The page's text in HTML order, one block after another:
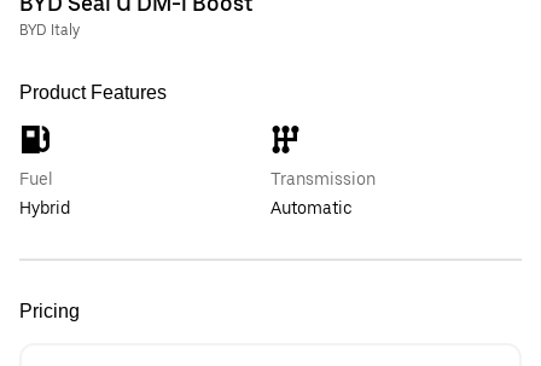
BYD Italy
Product Features
Fuel
Hybrid
Transmission
Automatic
Pricing